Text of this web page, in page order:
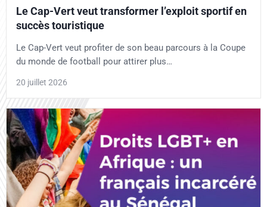
Le Cap-Vert veut transformer l’exploit sportif en
succès touristique
Le Cap-Vert veut profiter de son beau parcours à la Coupe
du monde de football pour attirer plus…
20 juillet 2026